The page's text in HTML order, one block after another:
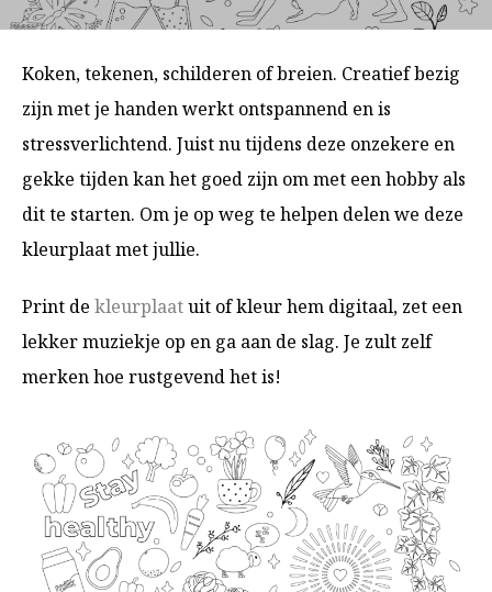
Koken, tekenen, schilderen of breien. Creatief bezig
zijn met je handen werkt ontspannend en is
stressverlichtend. Juist nu tijdens deze onzekere en
gekke tijden kan het goed zijn om met een hobby als
dit te starten. Om je op weg te helpen delen we deze
kleurplaat met jullie.
Print de kleurplaatuit of kleur hem digitaal, zet een
lekker muziekje op en ga aan de slag. Je zult zelf
merken hoe rustgevend het is!